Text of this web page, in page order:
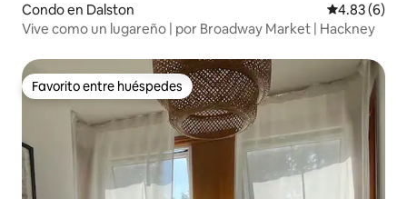
Condo en Dalston Calificación
4.83 (6)
Vive como un lugareño | por Broadway Market | Hackney
Favorito entre huéspedes
Favorito entre huéspedes